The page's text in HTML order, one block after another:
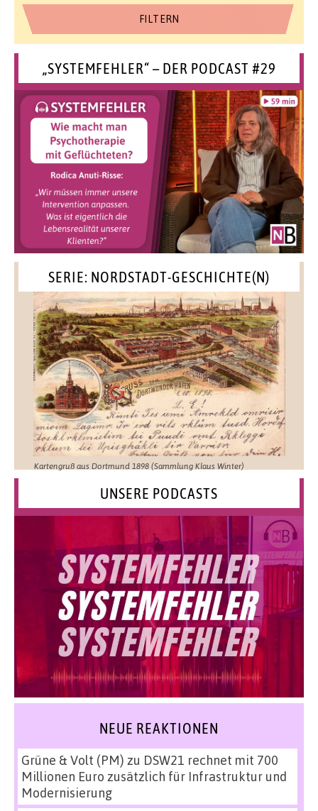
„SYSTEMFEHLER“ – DER PODCAST #29
SERIE: NORDSTADT-GESCHICHTE(N)
Kartengruß aus Dortmund 1898 (Sammlung Klaus Winter)
UNSERE PODCASTS
NEUE REAKTIONEN
Grüne & Volt (PM) zu DSW21 rechnet mit 700
Millionen Euro zusätzlich für Infrastruktur und
Modernisierung